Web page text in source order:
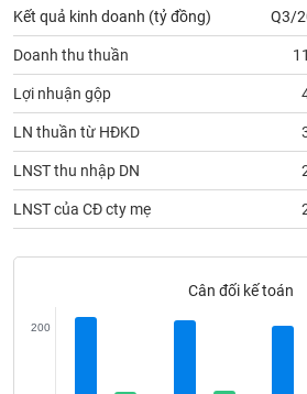
Kết quả kinh doanh (tỷ đồng) Q3/
Doanh thu thuần
Lợi nhuận gộp
LN thuần từ HĐKD
LNST thu nhập DN
LNST của CĐ cty mẹ
Cân đối kế toán
200
TIỆN
ÍCH
ĐỘNG
SẢN